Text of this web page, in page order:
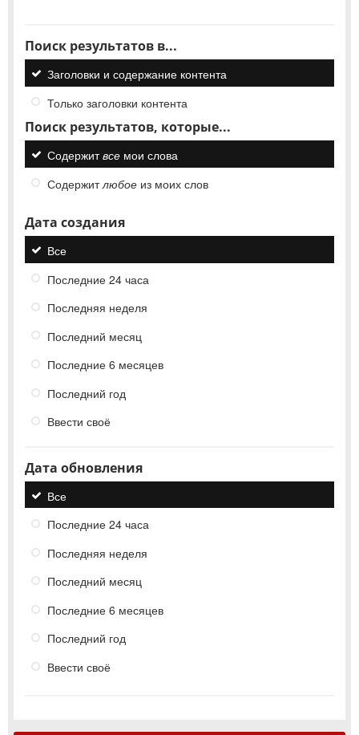
Поиск результатов в...
Заголовки и содержание контента
Только заголовки контента
Поиск результатов, которые...
Содержитвсе мои слова
Содержитлюбое из моих слов
Дата создания
Все
Последние 24 часа
Последняя неделя
Последний месяц
Последние 6 месяцев
Последний год
Ввести своё
Дата обновления
Все
Последние 24 часа
Последняя неделя
Последний месяц
Последние 6 месяцев
Последний год
Ввести своё